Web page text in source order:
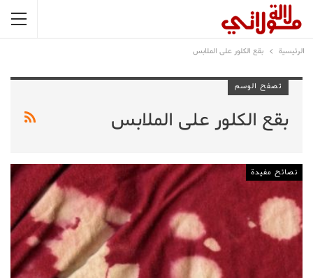
الرئيسية بقع الكلور على الملابس
تصفح الوسم
بقع الكلور على الملابس
نصائح مفيدة